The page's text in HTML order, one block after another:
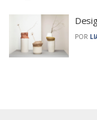
POR